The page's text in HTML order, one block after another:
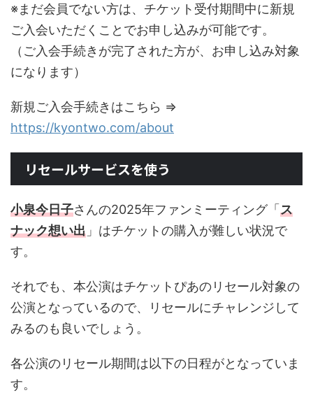
※まだ会員でない方は、チケット受付期間中に新規
ご入会いただくことでお申し込みが可能です。
（ご入会手続きが完了された方が、お申し込み対象
になります）
新規ご入会手続きはこちら ⇒
https://kyontwo.com/about
リセールサービスを使う
小泉今日子さんの2025年ファンミーティング「 ス
ナック想い出 」はチケットの購入が難しい状況で
す。
それでも、本公演はチケットぴあのリセール対象の
公演となっているので、リセールにチャレンジして
みるのも良いでしょう。
各公演のリセール期間は以下の日程がとなっていま
す。